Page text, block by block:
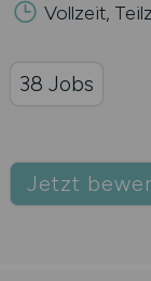
Vollzeit,
Jetzt
38 Jobs